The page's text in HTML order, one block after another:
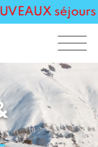
séjours